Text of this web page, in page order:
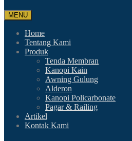
MENU
Home
Tentang Kami
Produk
Tenda Membran
Kanopi Kain
Awning Gulung
Alderon
Kanopi Policarbonate
Pagar & Railing
Artikel
Kontak Kami